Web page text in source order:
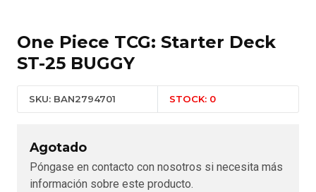
One Piece TCG: Starter Deck
ST-25 BUGGY
SKU: BAN2794701 STOCK: 0
Agotado
Póngase en contacto con nosotros si necesita más
información sobre este producto.